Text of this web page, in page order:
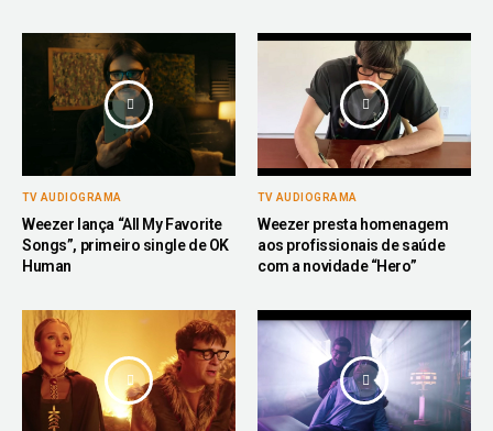
TV AUDIOGRAMA
Weezer lança “All My Favorite
Songs”, primeiro single de OK
Human
TV AUDIOGRAMA
Weezer presta homenagem
aos profissionais de saúde
com a novidade “Hero”